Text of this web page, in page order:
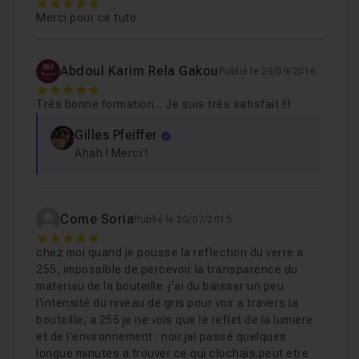
Chapitre 4 : Rendre un objet d'ameublement avec
Chapitre 5 : Utiliser une image HDRI comme
5
Merci pour ce tuto
Abdoul Karim Rela Gakou Publié le 29/09/2016
5
Très bonne formation... Je suis très satisfait !!!
Gilles Pfeiffer
Ahah ! Merci !
Come Soria Publié le 20/07/2015
5
chez moi quand je pousse la reflection du verre a
255, impossible de percevoir la transparence du
materiau de la bouteille. j'ai du baisser un peu
l'intensité du niveau de gris pour voir a travers la
bouteille, a 255 je ne vois que le reflet de la lumiere
et de l'environnement : noir.jai passé quelques
longue minutes a trouver ce qui clochais.peut etre